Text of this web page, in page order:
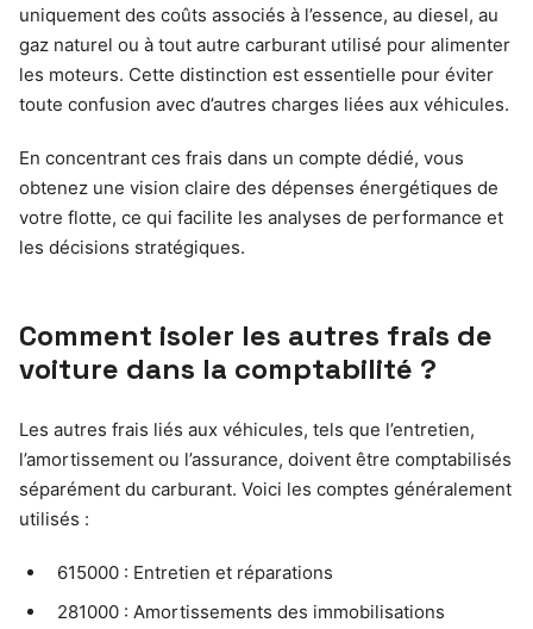
uniquement des coûts associés à l’essence, au diesel, au
gaz naturel ou à tout autre carburant utilisé pour alimenter
les moteurs. Cette distinction est essentielle pour éviter
toute confusion avec d’autres charges liées aux véhicules.
En concentrant ces frais dans un compte dédié, vous
obtenez une vision claire des dépenses énergétiques de
votre flotte, ce qui facilite les analyses de performance et
les décisions stratégiques.
Comment isoler les autres frais de
voiture dans la comptabilité ?
Les autres frais liés aux véhicules, tels que l’entretien,
l’amortissement ou l’assurance, doivent être comptabilisés
séparément du carburant. Voici les comptes généralement
utilisés :
615000 : Entretien et réparations
281000 : Amortissements des immobilisations